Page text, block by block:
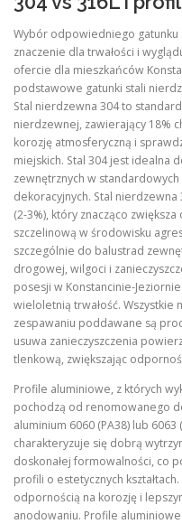
Wybór odpowiedniego
znaczenie dla trwałości i
ofercie dla mieszkańców
podstawowe gatunki stali
Stal nierdzewna 304 to
nierdzewnej, zawierający 18%
korozję atmosferyczną i
miejskich. Stal 304 jest idealna
zewnętrznych w
dekoracyjnych. Stal
(2-3%), który znacząco
szczelinową w środowisku
szczególnie do balustrad
drogowej, wilgoci i
posesji w Konstancinie-
wieloletnią trwałość.
zespawaniu poddawane są
usuwa zanieczyszczenia
tlenkową, zwiększając
Profile aluminiowe, z których
pochodzą od renomowanego
aluminium 6060 (PA38) lub
charakteryzuje się dobrą
doskonałej formowalności, co
profili o estetycznych
odpornością na korozję i
anodowaniu. Profile